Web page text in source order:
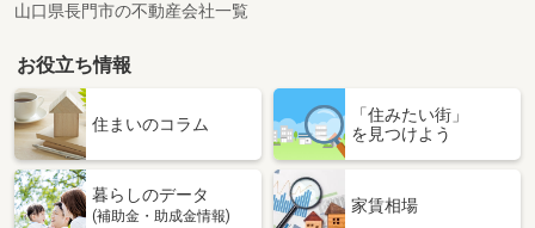
山口県長門市の不動産会社一覧
お役立ち情報
住まいのコラム
「住みたい街」
を見つけよう
暮らしのデータ
(補助金・助成金情報)
家賃相場